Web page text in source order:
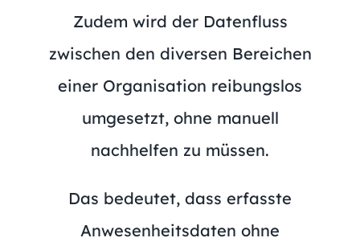
Zudem wird der Datenfluss
zwischen den diversen Bereichen
einer Organisation reibungslos
umgesetzt, ohne manuell
nachhelfen zu müssen.
Das bedeutet, dass erfasste
Anwesenheitsdaten ohne